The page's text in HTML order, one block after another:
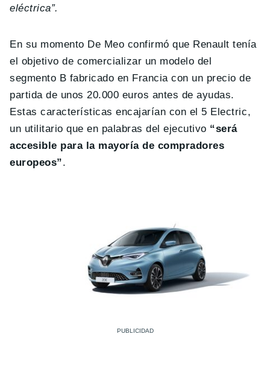
eléctrica”.
En su momento De Meo confirmó que Renault tenía
el objetivo de comercializar un modelo del
segmento B fabricado en Francia con un precio de
partida de unos 20.000 euros antes de ayudas.
Estas características encajarían con el 5 Electric,
un utilitario que en palabras del ejecutivo “será
accesible para la mayoría de compradores
europeos”.